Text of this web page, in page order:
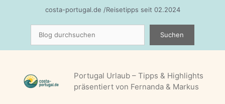
costa-portugal.de /Reisetipps seit 02.2024
Suchen
Portugal Urlaub – Tipps & Highlights
präsentiert von Fernanda & Markus